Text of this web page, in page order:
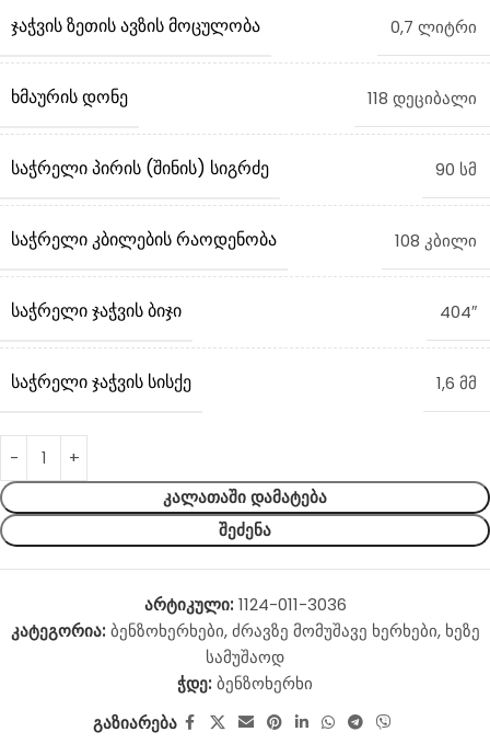
ᲯᲐᲭᲕᲘᲡ ᲖᲔᲗᲘᲡ ᲐᲕᲖᲘᲡ ᲛᲝᲪᲣᲚᲝᲑᲐ 0,7 ლიტრი
ᲮᲛᲐᲣᲠᲘᲡ ᲓᲝᲜᲔ 118 დეციბალი
ᲡᲐᲭᲠᲔᲚᲘ ᲞᲘᲠᲘᲡ (ᲨᲘᲜᲘᲡ) ᲡᲘᲒᲠᲫᲔ 90 სმ
ᲡᲐᲭᲠᲔᲚᲘ ᲙᲑᲘᲚᲔᲑᲘᲡ ᲠᲐᲝᲓᲔᲜᲝᲑᲐ 108 კბილი
ᲡᲐᲭᲠᲔᲚᲘ ᲯᲐᲭᲕᲘᲡ ᲑᲘᲯᲘ 404″
ᲡᲐᲭᲠᲔᲚᲘ ᲯᲐᲭᲕᲘᲡ ᲡᲘᲡᲥᲔ 1,6 მმ
ᲙᲐᲚᲐᲗᲐᲨᲘ ᲓᲐᲛᲐᲢᲔᲑᲐ
ᲨᲔᲫᲔᲜᲐ
არტიკული: 1124-011-3036
კატეგორია: ბენზოხერხები, ძრავზე მომუშავე ხერხები, ხეზე
სამუშაოდ
ჭდე: ბენზოხერხი
გაზიარება